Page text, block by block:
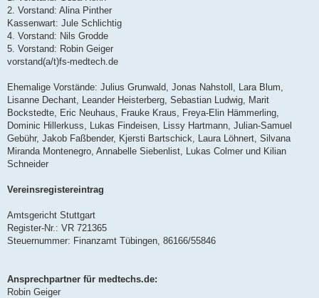
2. Vorstand: Alina Pinther
Kassenwart: Jule Schlichtig
4. Vorstand: Nils Grodde
5. Vorstand: Robin Geiger
vorstand(a/t)fs-medtech.de
Ehemalige Vorstände: Julius Grunwald, Jonas Nahstoll, Lara Blum,
Lisanne Dechant, Leander Heisterberg, Sebastian Ludwig, Marit
Bockstedte, Eric Neuhaus, Frauke Kraus, Freya-Elin Hämmerling,
Dominic Hillerkuss, Lukas Findeisen, Lissy Hartmann, Julian-Samuel
Gebühr, Jakob Faßbender, Kjersti Bartschick, Laura Löhnert, Silvana
Miranda Montenegro, Annabelle Siebenlist, Lukas Colmer und Kilian
Schneider
Vereinsregistereintrag
Amtsgericht Stuttgart
Register-Nr.: VR 721365
Steuernummer: Finanzamt Tübingen, 86166/55846
Ansprechpartner für medtechs.de:
Robin Geiger